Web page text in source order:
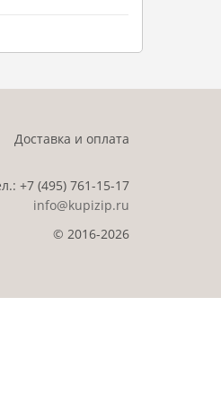
Доставка и оплата
+7 (495) 761-15-17
info@kupizip.ru
© 2016-2026